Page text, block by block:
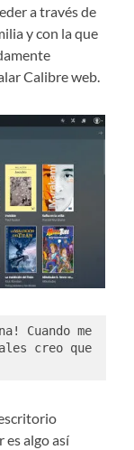
a través de
y con la que
Calibre web.
Cuando me
creo que
es algo así